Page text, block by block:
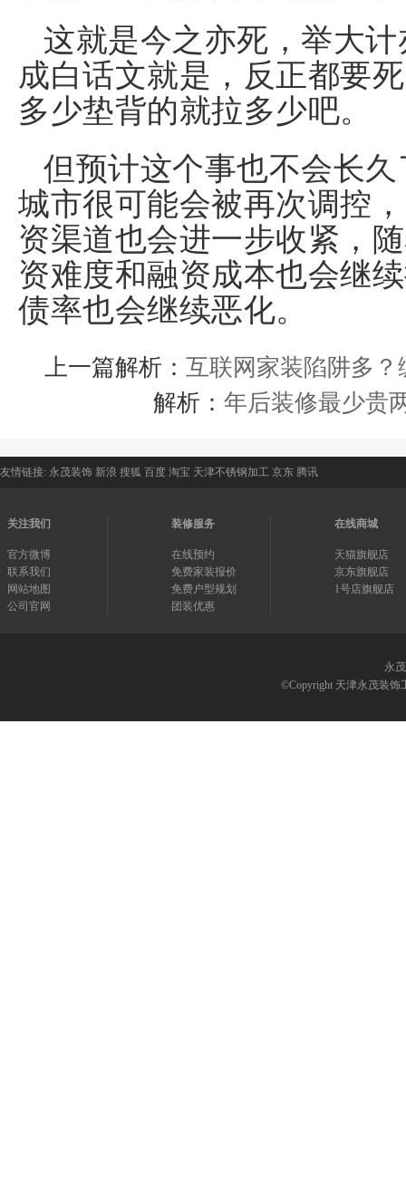
这就是今之亦死，举大
成白话文就是，反正都要
多少垫背的就拉多少吧。
但预计这个事也不会长
城市很可能会被再次调控
资渠道也会进一步收紧，
资难度和融资成本也会继
债率也会继续恶化。
上一篇解析： 互联网家装陷阱多
解析： 年后装修最少贵
友情链接: 永茂装饰 新浪 搜狐 百度 淘宝 天津不锈钢加工 京东 腾讯
关注我们
官方微博
联系我们
网站地图
公司官网
装修服务
在线预约
免费家装报价
免费户型规划
团装优惠
在线商城
天猫旗舰店
京东旗舰店
1号店旗舰店
永
©Copyright 天津永茂装